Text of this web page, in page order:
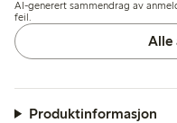
AI-generert sammendrag av
feil.
Alle
Produktinformasjon